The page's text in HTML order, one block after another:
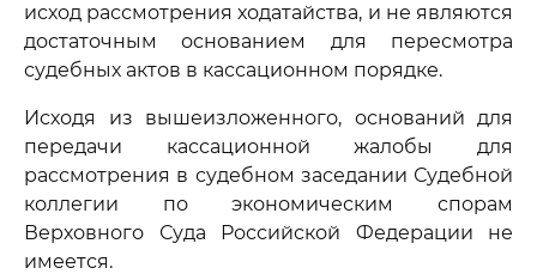
исход рассмотрения ходатайства, и не являются
достаточным основанием для пересмотра
судебных актов в кассационном порядке.
Исходя из вышеизложенного, оснований для
передачи кассационной жалобы для
рассмотрения в судебном заседании Судебной
коллегии по экономическим спорам
Верховного Суда Российской Федерации не
имеется.